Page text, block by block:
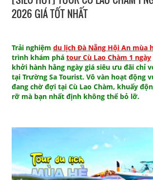
2026 GIÁ TỐT NHẤT
Trải nghiệm du lịch Đà Nẵng Hội An mùa
trình khám phá tour Cù Lao Chàm 1 ngày
khởi hành hằng ngày giá siêu ưu đãi chỉ
tại Trường Sa Tourist. Vô vàn hoạt động
đang chờ đợi tại Cù Lao Chàm, khuấy
rỡ mà bạn nhất định không thể bỏ lỡ.